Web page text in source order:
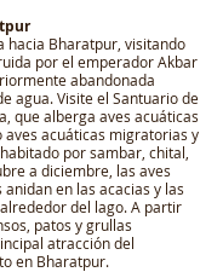
hacia Bharatpur, visitando
por el emperador Akbar
abandonada
agua. Visite el Santuario de
que alberga aves acuáticas
aves acuáticas migratorias y
por sambar, chital,
a diciembre, las aves
en las acacias y las
del lago. A partir
patos y grullas
atracción del
en Bharatpur.